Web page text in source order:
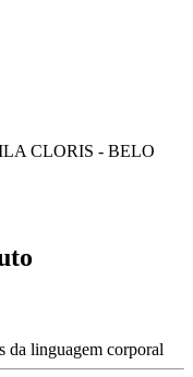
CLORIS - BELO
da linguagem corporal